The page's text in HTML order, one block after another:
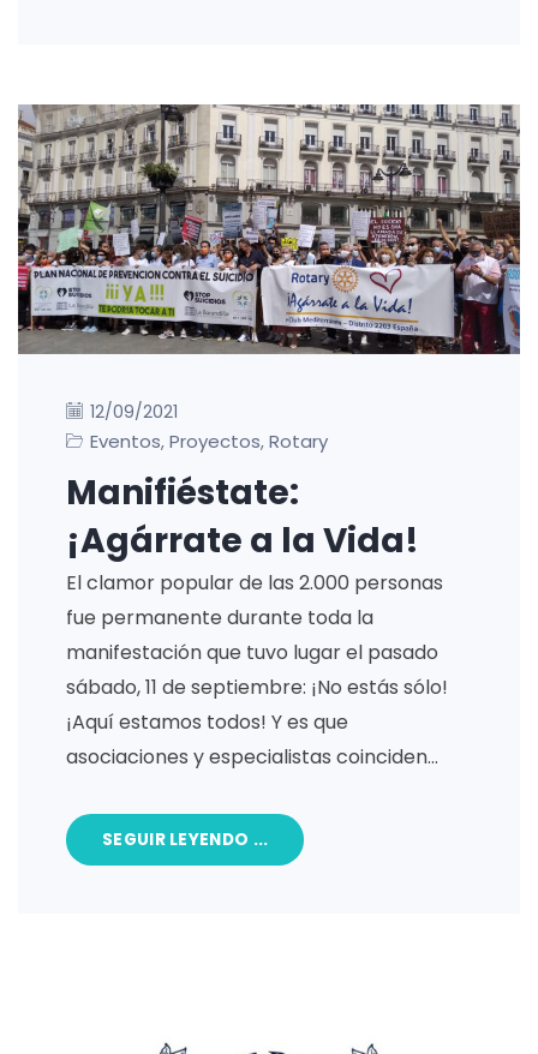
12/09/2021
Eventos, Proyectos, Rotary
Manifiéstate:
¡Agárrate a la Vida!
El clamor popular de las 2.000 personas
fue permanente durante toda la
manifestación que tuvo lugar el pasado
sábado, 11 de septiembre: ¡No estás sólo!
¡Aquí estamos todos! Y es que
asociaciones y especialistas coinciden…
SEGUIR LEYENDO ...